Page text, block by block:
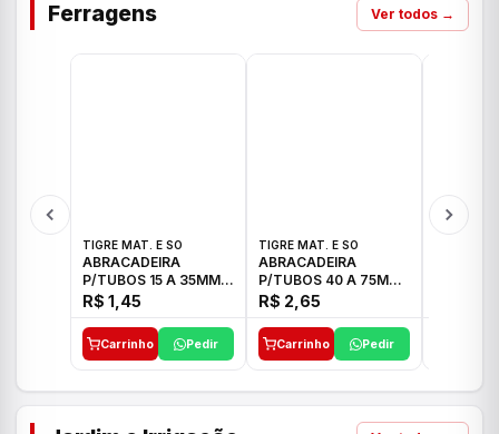
Ferragens Ver todos →
TIGRE MAT. E SO
ABRACADEIRA
P/TUBOS 15 A 35MM
TIGRE
R$ 1,45
Carrinho Pedir
TIGRE MAT. E SO
ABRACADEIRA
P/TUBOS 40 A 75MM
TIGRE
R$ 2,65
Carrinho Pedir